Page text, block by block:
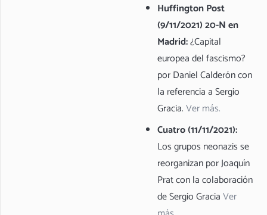
Huffington Post
(9/11/2021) 20-N en
Madrid:¿Capital
europea del fascismo?
por Daniel Calderón con
la referencia a Sergio
Gracia.Ver más.
Cuatro (11/11/2021):
Los grupos neonazis se
reorganizan por Joaquín
Prat con la colaboración
de Sergio GraciaVer